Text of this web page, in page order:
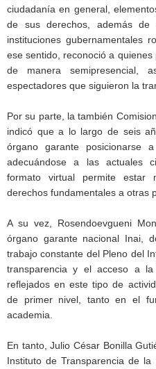
ciudadanía en general,
de sus derechos, además
instituciones gubernamentales
ese sentido, reconoció a
de manera
espectadores que siguieron la
Por su parte, la también
indicó que a lo largo de seis
órgano garante posicionarse
adecuándose a las actuales
formato virtual permite estar
derechos fundamentales a otras
A su vez, Rosendoevgueni
órgano garante nacional Inai,
trabajo constante del Pleno del
transparencia y el acceso a
reflejados en este tipo de
de primer nivel, tanto en el
academia.
En tanto, Julio César Bonilla
Instituto de Transparencia de